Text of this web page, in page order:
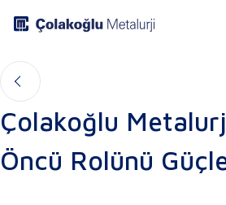
Çolakoğlu
Öncü Rolünü